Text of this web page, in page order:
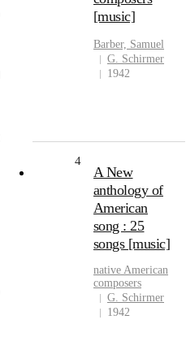
[music]
Barber, Samuel
G. Schirmer
1942
4
A New
anthology of
American
song : 25
songs [music]
native American
composers
G. Schirmer
1942